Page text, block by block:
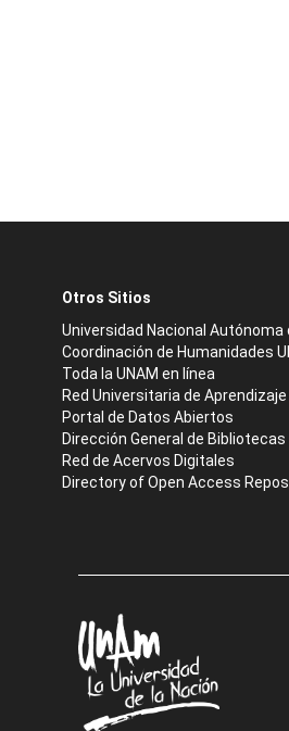
Otros Sitios
Universidad Nacional Autónoma
Coordinación de Humanidades
Toda la UNAM en línea
Red Universitaria de Aprendizaje
Portal de Datos Abiertos
Dirección General de Bibliotecas
Red de Acervos Digitales
Directory of Open Access